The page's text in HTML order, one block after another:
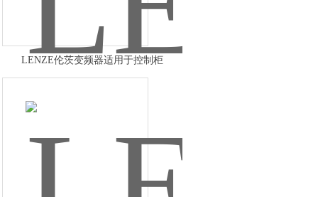
LENZE伦茨变频器适用于控制柜